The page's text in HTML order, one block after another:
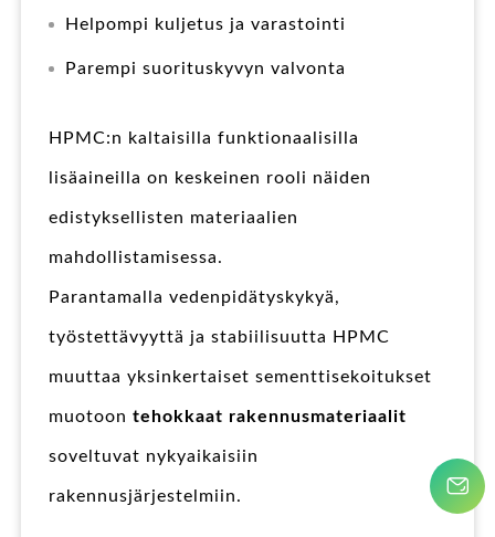
Helpompi kuljetus ja varastointi
Parempi suorituskyvyn valvonta
HPMC:n kaltaisilla funktionaalisilla
lisäaineilla on keskeinen rooli näiden
edistyksellisten materiaalien
mahdollistamisessa.
Parantamalla vedenpidätyskykyä,
työstettävyyttä ja stabiilisuutta HPMC
muuttaa yksinkertaiset sementtisekoitukset
muotoon tehokkaat rakennusmateriaalit
soveltuvat nykyaikaisiin
rakennusjärjestelmiin.